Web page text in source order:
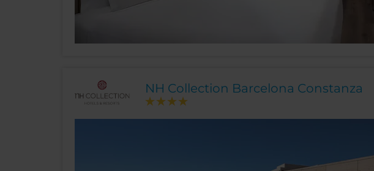
NH Collection Barcelona Constanza